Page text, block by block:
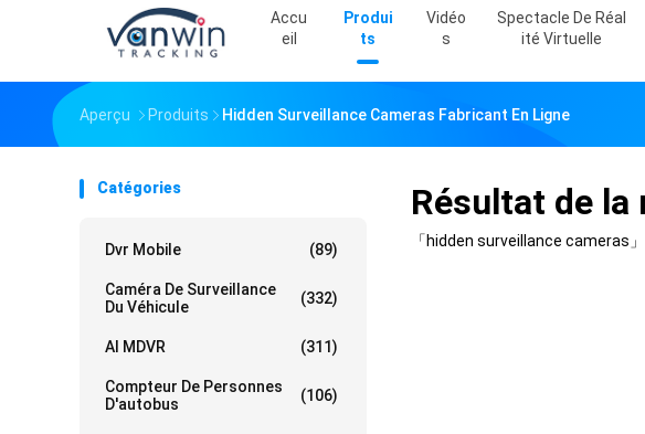
Accu
Eil
Produi
Ts
Vidéo
S
Spectacle De Réal
Ité Virtuelle
Aperçu Produits Hidden Surveillance Cameras Fabricant En Ligne
Catégories
Dvr Mobile (89)
Caméra De Surveillance
Du Véhicule
(332)
AI MDVR (311)
Compteur De Personnes
D'autobus
(106)
Résultat de la
「hidden surveillance cameras」